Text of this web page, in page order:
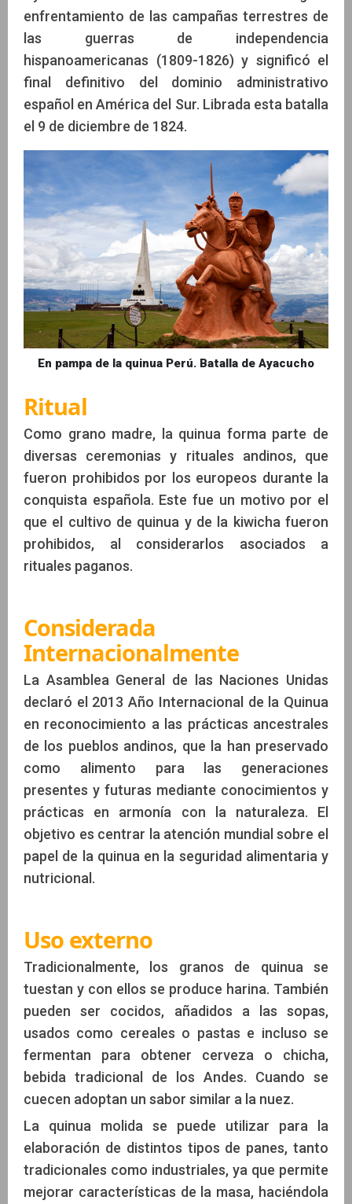
enfrentamiento de las campañas terrestres de
las guerras de independencia
hispanoamericanas (1809-1826) y significó el
final definitivo del dominio administrativo
español en América del Sur. Librada esta batalla
el 9 de diciembre de 1824.
En pampa de la quinua Perú. Batalla de Ayacucho
Ritual
Como grano madre, la quinua forma parte de
diversas ceremonias y rituales andinos, que
fueron prohibidos por los europeos durante la
conquista española. Este fue un motivo por el
que el cultivo de quinua y de la kiwicha fueron
prohibidos, al considerarlos asociados a
rituales paganos.
Considerada
Internacionalmente
La Asamblea General de las Naciones Unidas
declaró el 2013 Año Internacional de la Quinua
en reconocimiento a las prácticas ancestrales
de los pueblos andinos, que la han preservado
como alimento para las generaciones
presentes y futuras mediante conocimientos y
prácticas en armonía con la naturaleza. El
objetivo es centrar la atención mundial sobre el
papel de la quinua en la seguridad alimentaria y
nutricional.
Uso externo
Tradicionalmente, los granos de quinua se
tuestan y con ellos se produce harina. También
pueden ser cocidos, añadidos a las sopas,
usados como cereales o pastas e incluso se
fermentan para obtener cerveza o chicha,
bebida tradicional de los Andes. Cuando se
cuecen adoptan un sabor similar a la nuez.
La quinua molida se puede utilizar para la
elaboración de distintos tipos de panes, tanto
tradicionales como industriales, ya que permite
mejorar características de la masa, haciéndola